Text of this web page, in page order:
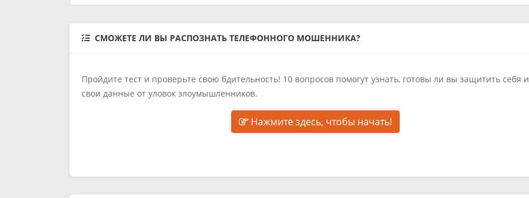
СМОЖЕТЕ ЛИ ВЫ РАСПОЗНАТЬ ТЕЛЕФОННОГО МОШЕННИКА?
Пройдите тест и проверьте свою бдительность! 10 вопросов помогут узнать, готовы ли вы защитить себя и
свои данные от уловок злоумышленников.
Нажмите здесь, чтобы начать!